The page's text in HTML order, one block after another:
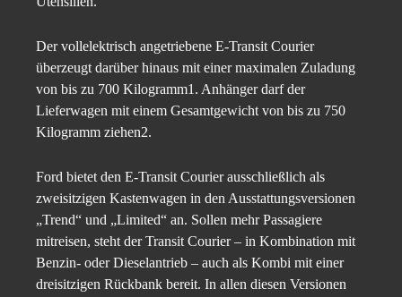
Der vollelektrisch angetriebene E-Transit Courier
überzeugt darüber hinaus mit einer maximalen Zuladung
von bis zu 700 Kilogramm1. Anhänger darf der
Lieferwagen mit einem Gesamtgewicht von bis zu 750
Kilogramm ziehen2.
Ford bietet den E-Transit Courier ausschließlich als
zweisitzigen Kastenwagen in den Ausstattungsversionen
„Trend“ und „Limited“ an. Sollen mehr Passagiere
mitreisen, steht der Transit Courier – in Kombination mit
Benzin- oder Dieselantrieb – auch als Kombi mit einer
dreisitzigen Rückbank bereit. In allen diesen Versionen